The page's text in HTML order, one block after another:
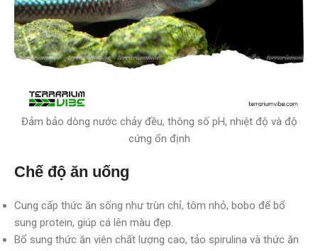
Đảm bảo dòng nước chảy đều, thông số pH, nhiệt độ và độ
cứng ổn định
Chế độ ăn uống
Cung cấp thức ăn sống như trùn chỉ, tôm nhỏ, bobo để bổ
sung protein, giúp cá lên màu đẹp.
Bổ sung thức ăn viên chất lượng cao, tảo spirulina và thức ăn